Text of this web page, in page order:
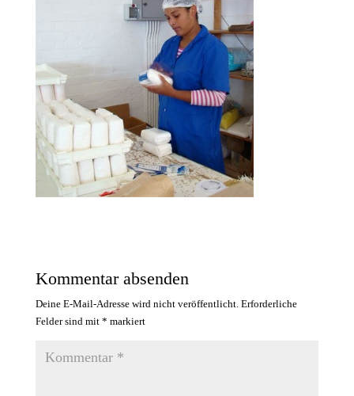
Kommentar absenden
Deine E-Mail-Adresse wird nicht veröffentlicht. Erforderliche
Felder sind mit * markiert